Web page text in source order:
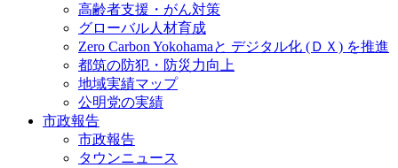
高齢者支援・がん対策
グローバル人材育成
Zero Carbon Yokohamaと デジタル化 (ＤＸ) を推進
都筑の防犯・防災力向上
地域実績マップ
公明党の実績
市政報告
市政報告
タウンニュース